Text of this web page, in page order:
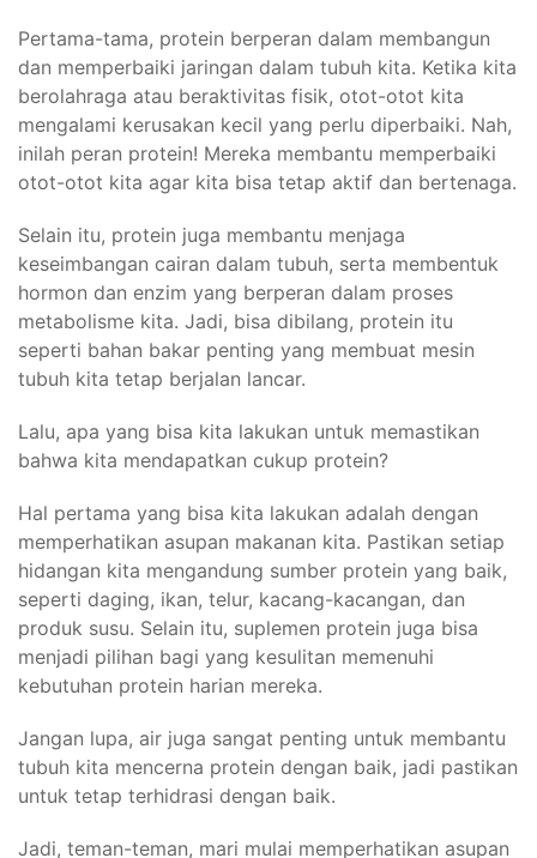
Pertama-tama, protein berperan dalam membangun
dan memperbaiki jaringan dalam tubuh kita. Ketika kita
berolahraga atau beraktivitas fisik, otot-otot kita
mengalami kerusakan kecil yang perlu diperbaiki. Nah,
inilah peran protein! Mereka membantu memperbaiki
otot-otot kita agar kita bisa tetap aktif dan bertenaga.
Selain itu, protein juga membantu menjaga
keseimbangan cairan dalam tubuh, serta membentuk
hormon dan enzim yang berperan dalam proses
metabolisme kita. Jadi, bisa dibilang, protein itu
seperti bahan bakar penting yang membuat mesin
tubuh kita tetap berjalan lancar.
Lalu, apa yang bisa kita lakukan untuk memastikan
bahwa kita mendapatkan cukup protein?
Hal pertama yang bisa kita lakukan adalah dengan
memperhatikan asupan makanan kita. Pastikan setiap
hidangan kita mengandung sumber protein yang baik,
seperti daging, ikan, telur, kacang-kacangan, dan
produk susu. Selain itu, suplemen protein juga bisa
menjadi pilihan bagi yang kesulitan memenuhi
kebutuhan protein harian mereka.
Jangan lupa, air juga sangat penting untuk membantu
tubuh kita mencerna protein dengan baik, jadi pastikan
untuk tetap terhidrasi dengan baik.
Jadi, teman-teman, mari mulai memperhatikan asupan